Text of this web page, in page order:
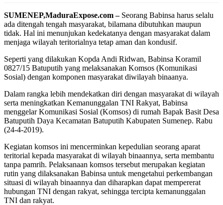
SUMENEP,MaduraExpose.com – Seorang Babinsa harus selalu
ada ditengah tengah masyarakat, bilamana dibutuhkan maupun
tidak. Hal ini menunjukan kedekatanya dengan masyarakat dalam
menjaga wilayah teritorialnya tetap aman dan kondusif.
Seperti yang dilakukan Kopda Andi Ridwan, Babinsa Koramil
0827/15 Batuputih yang melaksanakan Komsos (Komunikasi
Sosial) dengan komponen masyarakat diwilayah binaanya.
Dalam rangka lebih mendekatkan diri dengan masyarakat di wilayah
serta meningkatkan Kemanunggalan TNI Rakyat, Babinsa
menggelar Komunikasi Sosial (Komsos) di rumah Bapak Basit Desa
Batuputih Daya Kecamatan Batuputih Kabupaten Sumenep. Rabu
(24-4-2019).
Kegiatan komsos ini mencerminkan kepedulian seorang aparat
teritorial kepada masyarakat di wilayah binaannya, serta membantu
tanpa pamrih. Pelaksanaan komsos tersebut merupakan kegiatan
rutin yang dilaksanakan Babinsa untuk mengetahui perkembangan
situasi di wilayah binaannya dan diharapkan dapat mempererat
hubungan TNI dengan rakyat, sehingga tercipta kemanunggalan
TNI dan rakyat.